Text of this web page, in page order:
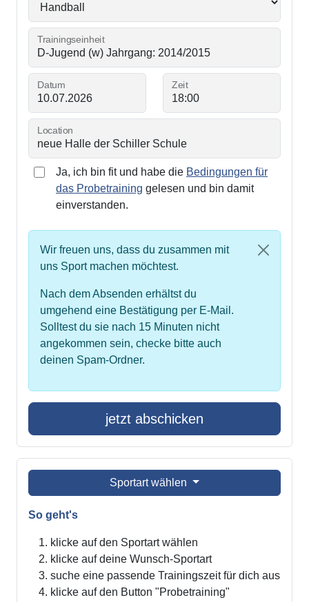
Trainingseinheit
Datum Zeit
Location
Ja, ich bin fit und habe die Bedingungen für
das Probetraining gelesen und bin damit
einverstanden.
Wir freuen uns, dass du zusammen mit
uns Sport machen möchtest.
Nach dem Absenden erhältst du
umgehend eine Bestätigung per E-Mail.
Solltest du sie nach 15 Minuten nicht
angekommen sein, checke bitte auch
deinen Spam-Ordner.
jetzt abschicken
Sportart wählen
So geht's
klicke auf den Sportart wählen
klicke auf deine Wunsch-Sportart
suche eine passende Trainingszeit für dich aus
klicke auf den Button "Probetraining"